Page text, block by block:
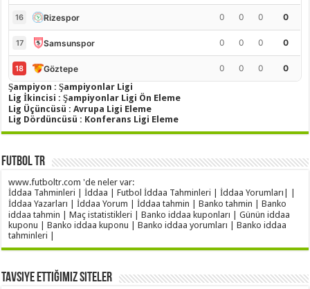
16 Rizespor 0 0 0 0
17 Samsunspor 0 0 0 0
18 Göztepe 0 0 0
0
Şampiyon : Şampiyonlar Ligi
Lig İkincisi : Şampiyonlar Ligi Ön Eleme
Lig Üçüncüsü : Avrupa Ligi Eleme
Lig Dördüncüsü : Konferans Ligi Eleme
Futbol TR
www.futboltr.com 'de neler var:
İddaa Tahminleri | İddaa | Futbol İddaa Tahminleri | İddaa Yorumları| |
İddaa Yazarları | İddaa Yorum | İddaa tahmin | Banko tahmin | Banko
iddaa tahmin | Maç istatistikleri | Banko iddaa kuponları | Günün iddaa
kuponu | Banko iddaa kuponu | Banko iddaa yorumları | Banko iddaa
tahminleri |
Tavsiye Ettiğimiz Siteler